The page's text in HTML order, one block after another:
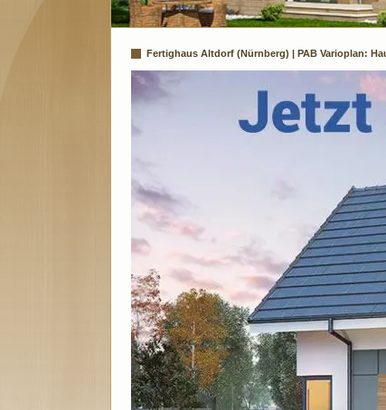
Fertighaus Altdorf (Nürnberg) | PAB Varioplan: